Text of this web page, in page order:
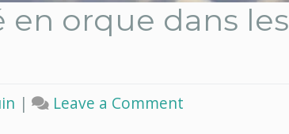
orque dans les
| Leave a Comment